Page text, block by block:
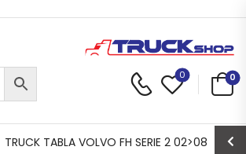
0 0
TRUCK TABLA VOLVO FH SERIE 2 02>08